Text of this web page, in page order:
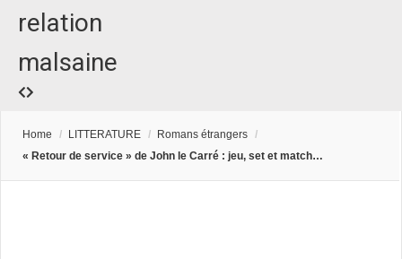
relation
malsaine
Home / LITTERATURE / Romans étrangers /
« Retour de service » de John le Carré : jeu, set et match…